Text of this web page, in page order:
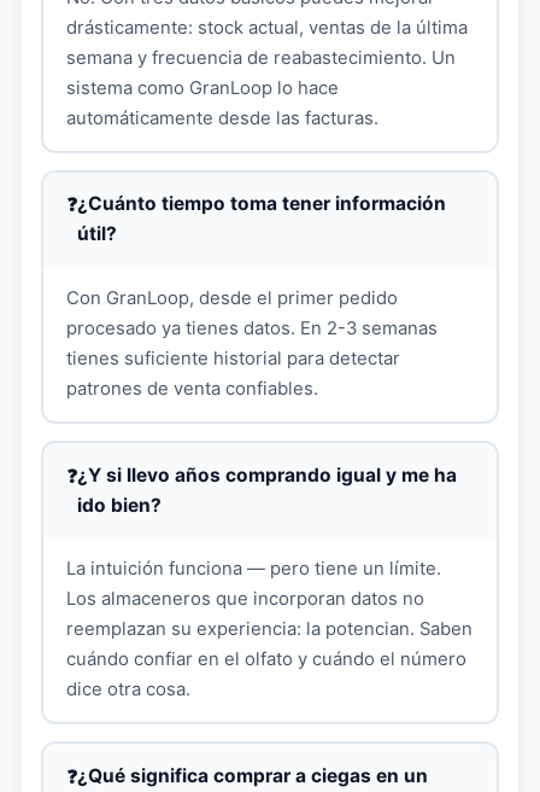
drásticamente: stock actual, ventas de la última
semana y frecuencia de reabastecimiento. Un
sistema como GranLoop lo hace
automáticamente desde las facturas.
¿Cuánto tiempo toma tener información
útil?
Con GranLoop, desde el primer pedido
procesado ya tienes datos. En 2-3 semanas
tienes suficiente historial para detectar
patrones de venta confiables.
¿Y si llevo años comprando igual y me ha
ido bien?
La intuición funciona — pero tiene un límite.
Los almaceneros que incorporan datos no
reemplazan su experiencia: la potencian. Saben
cuándo confiar en el olfato y cuándo el número
dice otra cosa.
¿Qué significa comprar a ciegas en un